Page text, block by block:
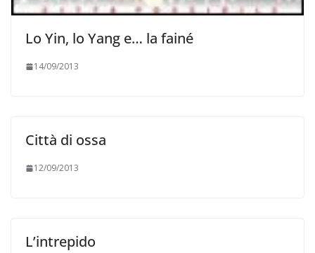
Lo Yin, lo Yang e… la fainé
14/09/2013
Città di ossa
12/09/2013
L’intrepido